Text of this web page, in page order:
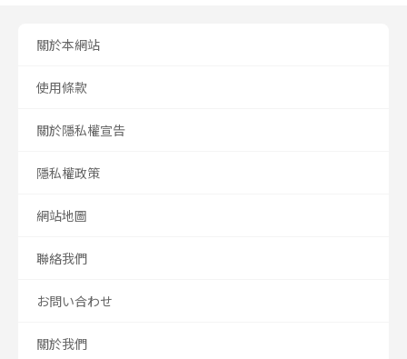
關於本網站
使用條款
關於隱私權宣告
隱私權政策
網站地圖
聯絡我們
お問い合わせ
關於我們